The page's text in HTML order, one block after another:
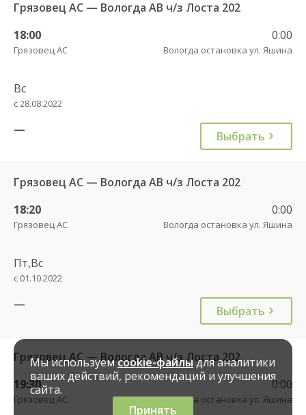
Грязовец АС — Вологда АВ ч/з Лоста 202
18:00
Грязовец АС
0:00
Вологда остановка ул. Яшина
Вс
с 28.08.2022
— Выбрать
Грязовец АС — Вологда АВ ч/з Лоста 202
18:20
Грязовец АС
0:00
Вологда остановка ул. Яшина
Пт,Вс
с 01.10.2022
— Выбрать
Грязовец АС — Вологда АВ ч/з Лоста 202
19:30
Грязовец АС
0:00
Вологда остановка ул. Яшина
Мы используемcookie-файлыдля аналитики
ваших действий, рекомендаций и улучшения
сайта.
Принять